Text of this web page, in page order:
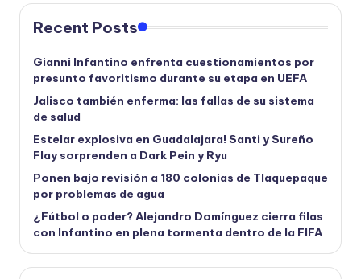
Recent Posts
Gianni Infantino enfrenta cuestionamientos por
presunto favoritismo durante su etapa en UEFA
Jalisco también enferma: las fallas de su sistema
de salud
Estelar explosiva en Guadalajara! Santi y Sureño
Flay sorprenden a Dark Pein y Ryu
Ponen bajo revisión a 180 colonias de Tlaquepaque
por problemas de agua
¿Fútbol o poder? Alejandro Domínguez cierra filas
con Infantino en plena tormenta dentro de la FIFA